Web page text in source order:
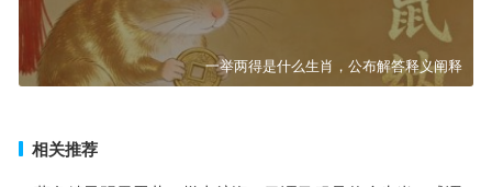
一举两得是什么生肖，公布解答释义阐释
相关推荐